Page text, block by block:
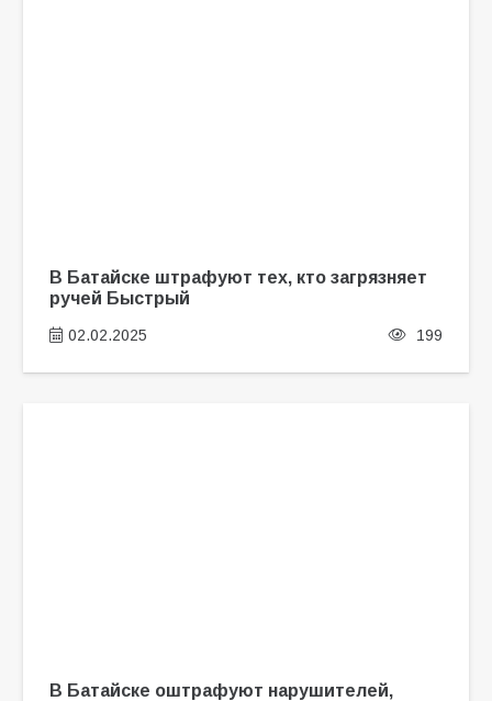
В Батайске штрафуют тех, кто загрязняет
ручей Быстрый
02.02.2025 199
В Батайске оштрафуют нарушителей,